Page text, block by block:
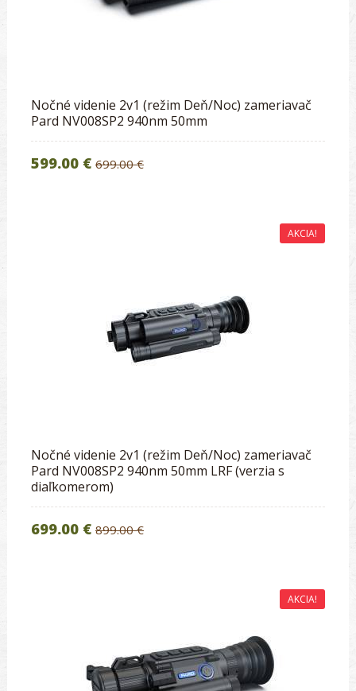
Nočné videnie 2v1 (režim Deň/Noc) zameriavač
Pard NV008SP2 940nm 50mm
599.00 € 699.00 €
AKCIA!
Nočné videnie 2v1 (režim Deň/Noc) zameriavač
Pard NV008SP2 940nm 50mm LRF (verzia s
diaľkomerom)
699.00 € 899.00 €
AKCIA!